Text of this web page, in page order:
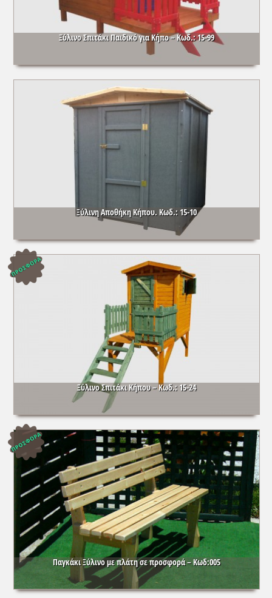
Ξύλινο Σπιτάκι Παιδικό για Κήπο – Κωδ.: 15-99
Ξύλινη Αποθήκη Κήπου. Κωδ.: 15-10
Ξύλινο Σπιτάκι Κήπου – Κωδ.: 15-24
Παγκάκι Ξύλινο με πλάτη σε προσφορά – Κωδ:005